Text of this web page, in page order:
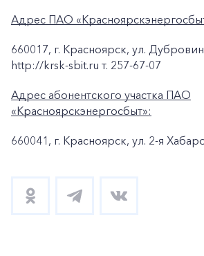
Адрес ПАО
660017, г. Красноярск, ул.
http://krsk-sbit.ru т. 257-67-07
Адрес абонентского участка ПАО
«Красноярскэнергосбыт»:
660041, г. Красноярск, ул. 2-я